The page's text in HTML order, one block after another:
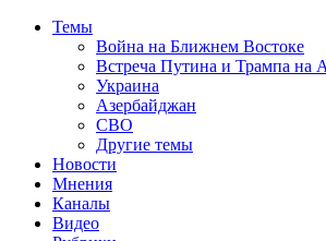
Темы
Война на Ближнем Востоке
Встреча Путина и Трампа на
Украина
Азербайджан
СВО
Другие темы
Новости
Мнения
Каналы
Видео